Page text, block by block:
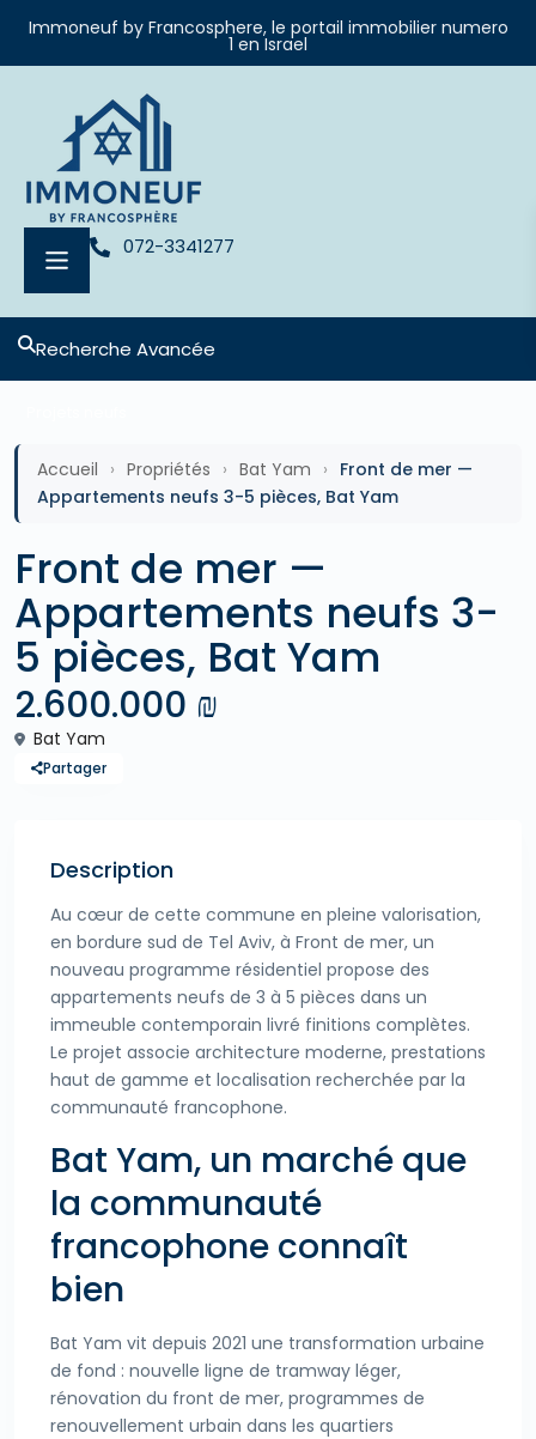
Immoneuf by Francosphere, le portail immobilier numero
1 en Israel
072-3341277
Recherche Avancée
Accueil › Propriétés › Bat Yam › Front de mer —
Appartements neufs 3-5 pièces, Bat Yam
Front de mer —
Appartements neufs 3-
5 pièces, Bat Yam
2.600.000 ₪
Bat Yam
Partager
Description
Au cœur de cette commune en pleine valorisation,
en bordure sud de Tel Aviv, à Front de mer, un
nouveau programme résidentiel propose des
appartements neufs de 3 à 5 pièces dans un
immeuble contemporain livré finitions complètes.
Le projet associe architecture moderne, prestations
haut de gamme et localisation recherchée par la
communauté francophone.
Bat Yam, un marché que
la communauté
francophone connaît
bien
Bat Yam vit depuis 2021 une transformation urbaine
de fond : nouvelle ligne de tramway léger,
rénovation du front de mer, programmes de
renouvellement urbain dans les quartiers